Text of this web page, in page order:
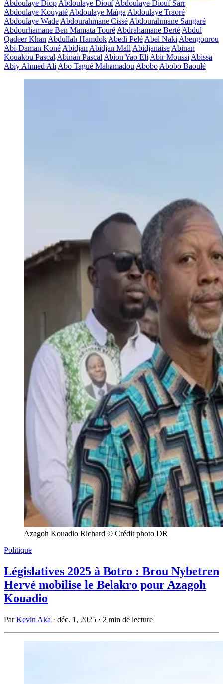
Abdoulaye Diop Abdoulaye Diouf Abdoulaye Diouf Sarr
Abdoulaye Kouyaté Abdoulaye Maïga Abdoulaye Traoré
Abdoulaye Wade Abdourahmane Cissé Abdourahmane Sangaré
Abdourhamane Ben Mamata Touré Abdrahamane Berté Abdul
Qadeer Khan Abdullah Hamdok Abedi Pelé Abel Naki Abengourou
Abi-Daman Koné Abidjan Abidjan Mall Abidjanaise Abinan
Kouakou Pascal Abinan Pascal Abion Yao Eli Abir Moussi Abissa
Abiy Ahmed Ali Abo Tagué Mahamadou Abobo Abobo Baoulé
Azagoh Kouadio Richard © Crédit photo DR
Politique
Législatives 2025 à Botro : Brou Nybetren
Hervé mobilise le Belakro pour Azagoh
Kouadio
ParKevin Aka · déc. 1, 2025 · 2 min de lecture